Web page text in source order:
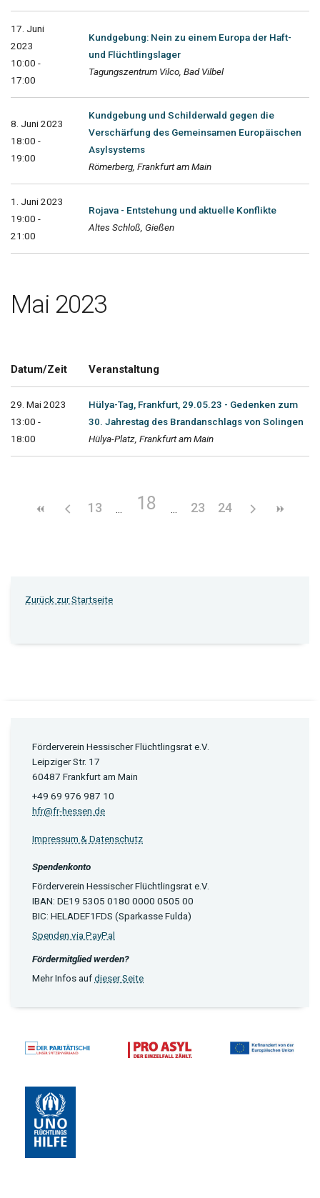
17. Juni
2023
10:00 -
17:00
Kundgebung: Nein zu einem Europa der Haft-
und Flüchtlingslager
Tagungszentrum Vilco, Bad Vilbel
8. Juni 2023
18:00 -
19:00
Kundgebung und Schilderwald gegen die
Verschärfung des Gemeinsamen Europäischen
Asylsystems
Römerberg, Frankfurt am Main
1. Juni 2023
19:00 -
21:00
Rojava - Entstehung und aktuelle Konflikte
Altes Schloß, Gießen
Mai 2023
Datum/Zeit Veranstaltung
29. Mai 2023
13:00 -
18:00
Hülya-Tag, Frankfurt, 29.05.23 - Gedenken zum
30. Jahrestag des Brandanschlags von Solingen
Hülya-Platz, Frankfurt am Main
13 18 23 24
Zurück zur Startseite
Förderverein Hessischer Flüchtlingsrat e.V.
Leipziger Str. 17
60487 Frankfurt am Main
+49 69 976 987 10
hfr@fr-hessen.de
Impressum & Datenschutz
Spendenkonto
Förderverein Hessischer Flüchtlingsrat e.V.
IBAN: DE19 5305 0180 0000 0505 00
BIC: HELADEF1FDS (Sparkasse Fulda)
Spenden via PayPal
Fördermitglied werden?
Mehr Infos aufdieser Seite